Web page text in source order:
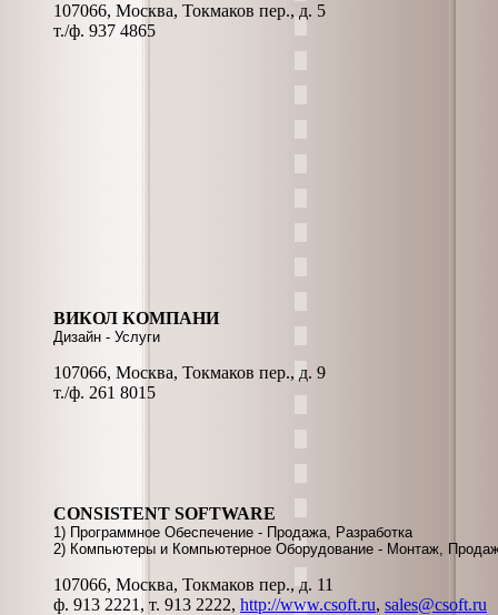
107066, Москва, Токмаков пер., д. 5
т./ф. 937 4865
ВИКОЛ КОМПАНИ
Дизайн - Услуги
107066, Москва, Токмаков пер., д. 9
т./ф. 261 8015
CONSISTENT SOFTWARE
1) Программное Обеспечение - Продажа, Разработка
2) Компьютеры и Компьютерное Оборудование - Монтаж,
107066, Москва, Токмаков пер., д. 11
ф. 913 2221, т. 913 2222, http://www.csoft.ru, sales@csoft.ru